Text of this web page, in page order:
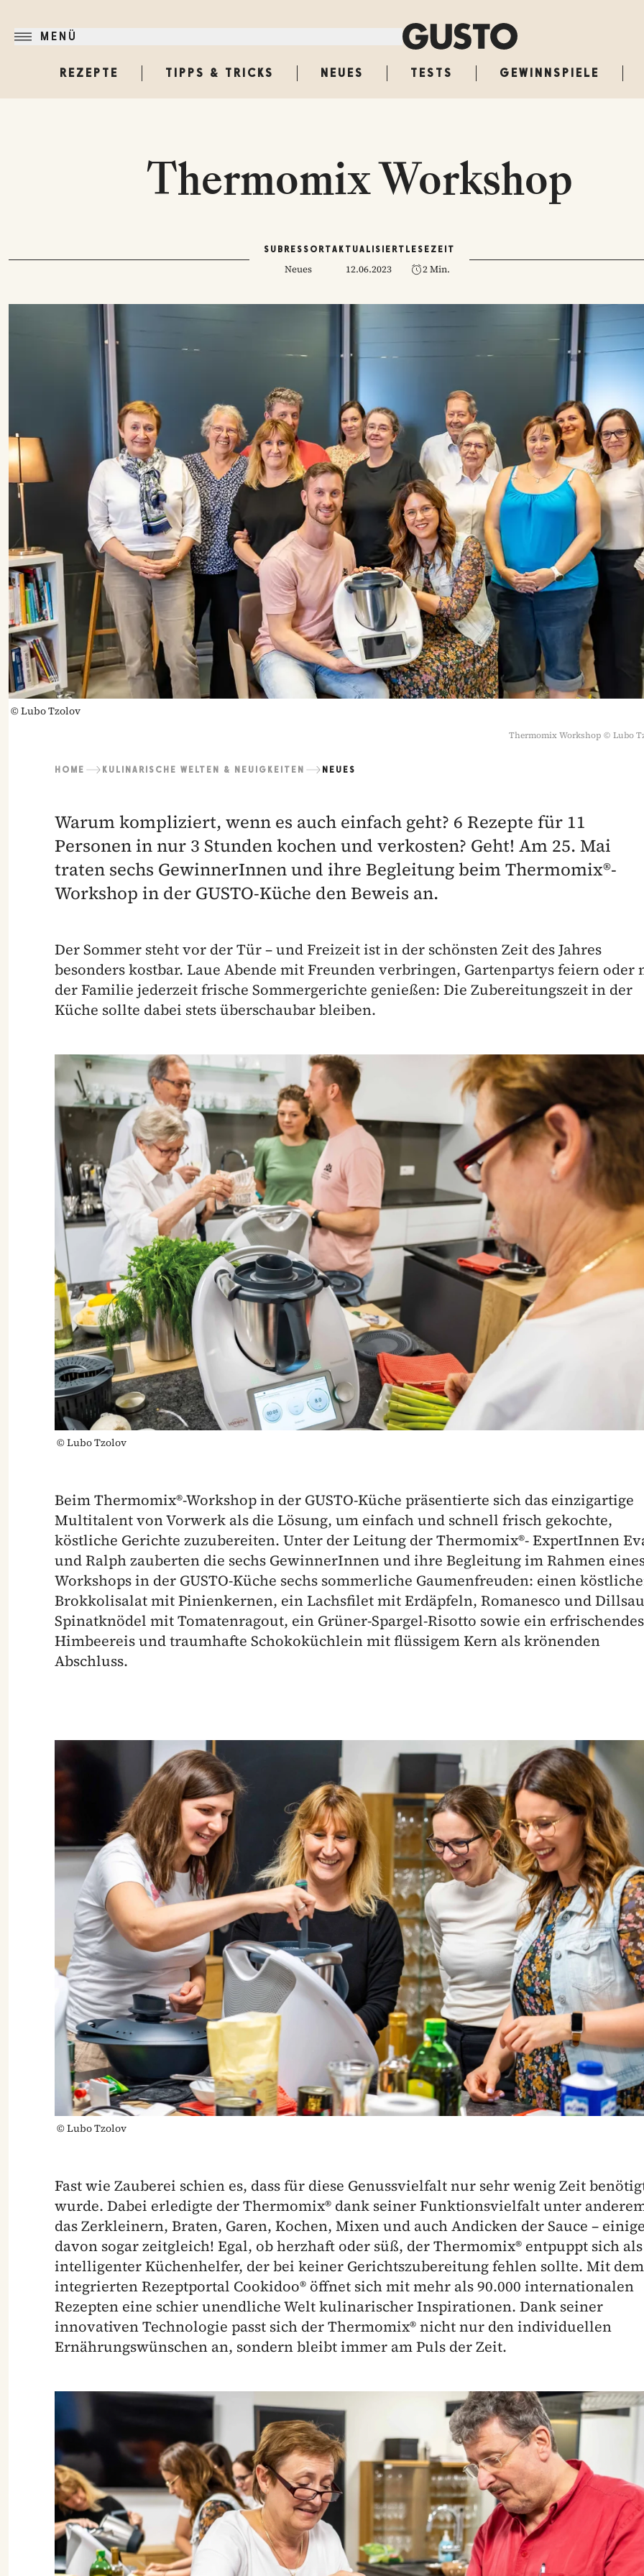
MENÜ
REZEPTE TIPPS & TRICKS NEUES TESTS GEWINNSPIELE
Thermomix Workshop
SUBRESSORT
Neues
AKTUALISIERT
12.06.2023
LESEZEIT
2 Min.
©Lubo Tzolov
Thermomix Workshop © Lubo
HOME KULINARISCHE WELTEN & NEUIGKEITEN NEUES
Warum kompliziert, wenn es auch einfach geht? 6 Rezepte für 11
Personen in nur 3 Stunden kochen und verkosten? Geht! Am 25. Mai
traten sechs GewinnerInnen und ihre Begleitung beim Thermomix®-
Workshop in der GUSTO-Küche den Beweis an.
Der Sommer steht vor der Tür – und Freizeit ist in der schönsten Zeit des Jahres
besonders kostbar. Laue Abende mit Freunden verbringen, Gartenpartys feiern oder
der Familie jederzeit frische Sommergerichte genießen: Die Zubereitungszeit in der
Küche sollte dabei stets überschaubar bleiben.
©Lubo Tzolov
Beim Thermomix®-Workshop in der GUSTO-Küche präsentierte sich das einzigartige
Multitalent von Vorwerk als die Lösung, um einfach und schnell frisch gekochte,
köstliche Gerichte zuzubereiten. Unter der Leitung der Thermomix®- ExpertInnen
und Ralph zauberten die sechs GewinnerInnen und ihre Begleitung im Rahmen
Workshops in der GUSTO-Küche sechs sommerliche Gaumenfreuden: einen
Brokkolisalat mit Pinienkernen, ein Lachsfilet mit Erdäpfeln, Romanesco und
Spinatknödel mit Tomatenragout, ein Grüner-Spargel-Risotto sowie ein erfrischendes
Himbeereis und traumhafte Schokoküchlein mit flüssigem Kern als krönenden
Abschluss.
©Lubo Tzolov
Fast wie Zauberei schien es, dass für diese Genussvielfalt nur sehr wenig Zeit
wurde. Dabei erledigte der Thermomix® dank seiner Funktionsvielfalt unter
das Zerkleinern, Braten, Garen, Kochen, Mixen und auch Andicken der Sauce –
davon sogar zeitgleich! Egal, ob herzhaft oder süß, der Thermomix® entpuppt sich als
intelligenter Küchenhelfer, der bei keiner Gerichtszubereitung fehlen sollte. Mit dem
integrierten Rezeptportal Cookidoo® öffnet sich mit mehr als 90.000 internationalen
Rezepten eine schier unendliche Welt kulinarischer Inspirationen. Dank seiner
innovativen Technologie passt sich der Thermomix® nicht nur den individuellen
Ernährungswünschen an, sondern bleibt immer am Puls der Zeit.